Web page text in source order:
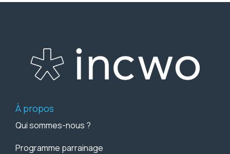
À propos
Qui sommes-nous ?
Programme parrainage